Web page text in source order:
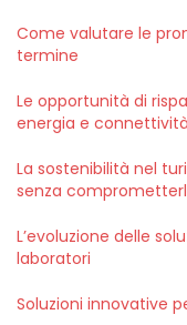
Come valutare le
termine
Le opportunità di
energia e connettività
La sostenibilità nel
senza
L’evoluzione delle
laboratori
Soluzioni innovative